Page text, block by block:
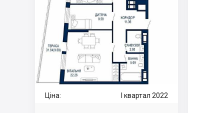
Ціна: I квартал 2022